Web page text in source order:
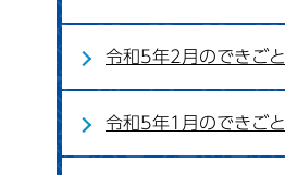
令和5年2月のできごと
令和5年1月のできごと